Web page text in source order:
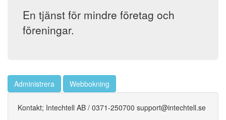
En tjänst för mindre företag och
föreningar.
Administrera Webbokning
Kontakt; Intechtell AB / 0371-250700 support@intechtell.se